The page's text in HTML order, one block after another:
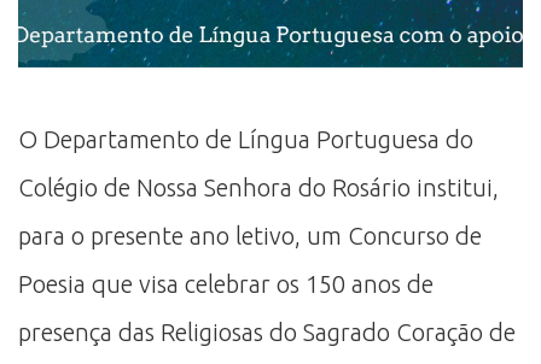
O Departamento de Língua Portuguesa do
Colégio de Nossa Senhora do Rosário institui,
para o presente ano letivo, um Concurso de
Poesia que visa celebrar os 150 anos de
presença das Religiosas do Sagrado Coração de